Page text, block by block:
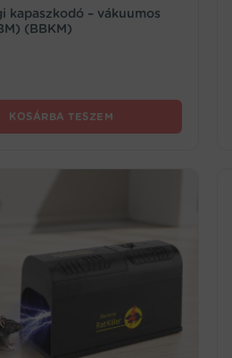
kapaszkodó – vákuumos
(BBKM)
KOSÁRBA TESZEM